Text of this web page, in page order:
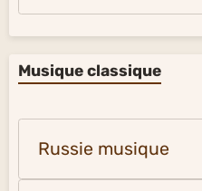
Musique classique
Russie musique